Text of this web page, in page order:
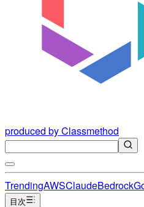
produced by Classmethod
TrendingAWSClaudeBedrock
目次